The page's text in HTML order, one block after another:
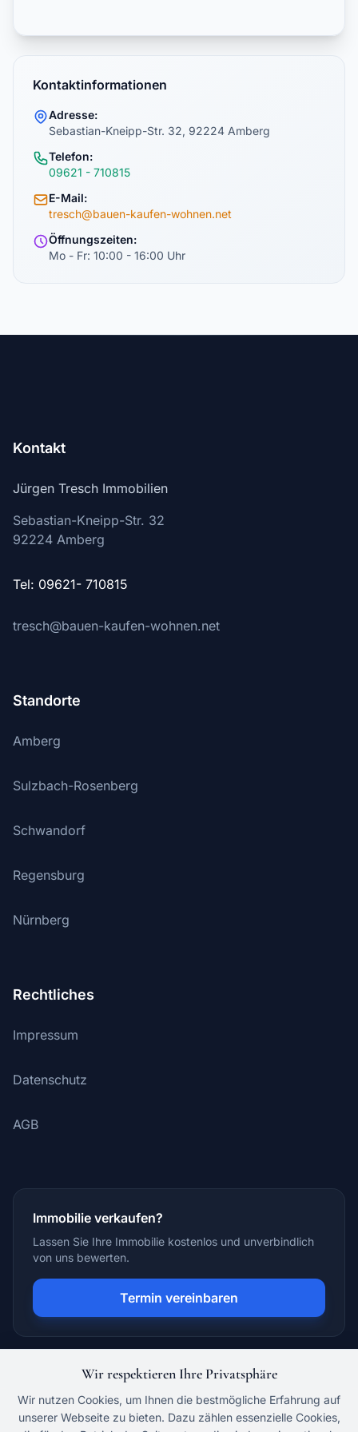
Kontaktinformationen
Adresse:
Sebastian-Kneipp-Str. 32, 92224 Amberg
Telefon:
09621 - 710815
E-Mail:
tresch@bauen-kaufen-wohnen.net
Öffnungszeiten:
Mo - Fr: 10:00 - 16:00 Uhr
Kontakt
Jürgen Tresch Immobilien
Sebastian-Kneipp-Str. 32
92224 Amberg
Tel: 09621- 710815
tresch@bauen-kaufen-wohnen.net
Standorte
Amberg
Sulzbach-Rosenberg
Schwandorf
Regensburg
Nürnberg
Rechtliches
Impressum
Datenschutz
AGB
Immobilie verkaufen?
Lassen Sie Ihre Immobilie kostenlos und unverbindlich
von uns bewerten.
Termin vereinbaren
Wir respektieren Ihre Privatsphäre
Wir nutzen Cookies, um Ihnen die bestmögliche Erfahrung auf
unserer Webseite zu bieten. Dazu zählen essenzielle Cookies,